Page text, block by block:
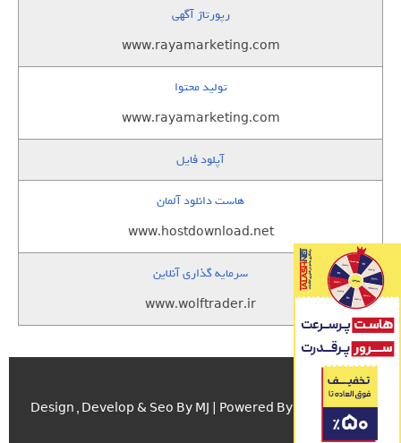
رپورتاژ آگهی
www.rayamarketing.com
تولید محتوا
www.rayamarketing.com
آپلود فایل
هاست دانلود آلمان
www.hostdownload.net
سرمایه گذاری آنلاین
www.wolftrader.ir
Design , Develop & Seo By MJ | Powered By اسکریپت.com